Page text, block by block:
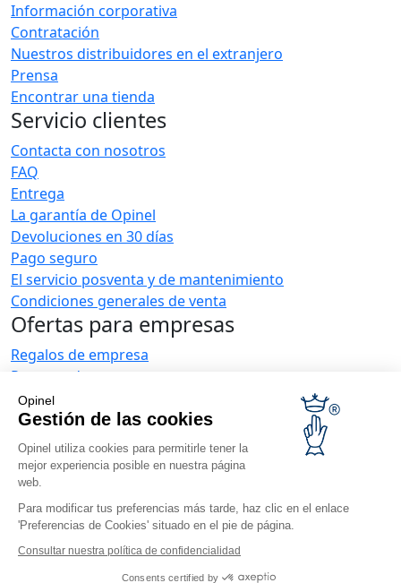
Opinel
Gestión de las cookies
Opinel utiliza cookies para permitirle tener la
mejor experiencia posible en nuestra página
web.
Para modificar tus preferencias más tarde, haz clic en el enlace
'Preferencias de Cookies' situado en el pie de página.
Consultar nuestra política de confidencialidad
Consents certified by
Información corporativa
Contratación
Nuestros distribuidores en el extranjero
Prensa
Encontrar una tienda
Servicio clientes
Contacta con nosotros
FAQ
Entrega
La garantía de Opinel
Devoluciones en 30 días
Pago seguro
El servicio posventa y de mantenimiento
Condiciones generales de venta
Ofertas para empresas
Regalos de empresa
Restauradores
Noticias Opinel
Recibir las novedades
Venga a vernos
Aviso legalCGUAccesibilidad